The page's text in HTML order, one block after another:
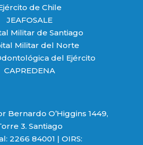
de Chile
JEAFOSALE
Militar de Santiago
Militar del Norte
del Ejército
CAPREDENA
Bernardo O’Higgins 1449,
3. Santiago
2266 84001 | OIRS: